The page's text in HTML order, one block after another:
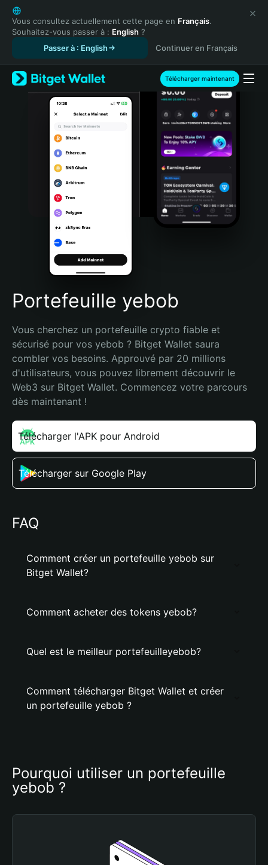
English
日本語
Tiếng Việt
Español (Latinoamérica)
Türkçe
Italiano
Português (Portugal)
Bahasa Indonesia
Português (Brasil)
Español (Argentina)
Vous consultez actuellement cette page en Français.
Souhaitez-vous passer à : English ?
Passer à : English
Continuer en Français
Télécharger maintenant
Portefeuille yebob
Vous cherchez un portefeuille crypto fiable et
sécurisé pour vos yebob ? Bitget Wallet saura
combler vos besoins. Approuvé par 20 millions
d'utilisateurs, vous pouvez librement découvrir le
Web3 sur Bitget Wallet. Commencez votre parcours
dès maintenant !
Télécharger l'APK pour Android
Télécharger sur Google Play
FAQ
Comment créer un portefeuille yebob sur
Bitget Wallet?
Comment acheter des tokens yebob?
Quel est le meilleur portefeuilleyebob?
Comment télécharger Bitget Wallet et créer
un portefeuille yebob ?
Pourquoi utiliser un portefeuille
yebob ?